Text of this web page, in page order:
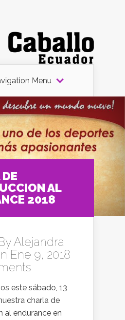
Menu
AL
2018
Alejandra
Ene 9, 2018
este sábado, 13
charla de
al endurance en